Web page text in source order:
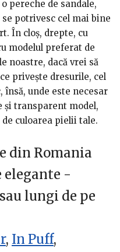
pereche de sandale,
potrivesc cel mai bine
În cloş, drepte, cu
modelul preferat de
noastre, dacă vrei să
priveşte dresurile, cel
unde este necesar
şi transparent model,
culoarea pielii tale.
din Romania
elegante -
lungi de pe
, In Puff,